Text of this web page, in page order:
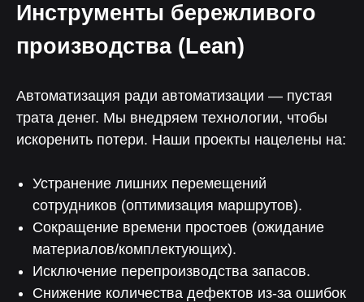
Инструменты бережливого
производства (Lean)
Автоматизация ради автоматизации — пустая
трата денег. Мы внедряем технологии, чтобы
искоренить потери. Наши проекты нацелены на:
Устранение лишних перемещений
сотрудников (оптимизация маршрутов).
Сокращение времени простоев (ожидание
материалов/комплектующих).
Исключение перепроизводства запасов.
Снижение количества дефектов из-за ошибок
С ответом за 5 минут — для любых
технических вопросов
Отвечаем на вопросы